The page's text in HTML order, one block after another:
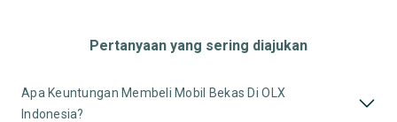
Pertanyaan yang sering diajukan
Apa Keuntungan Membeli Mobil Bekas Di OLX
Indonesia?